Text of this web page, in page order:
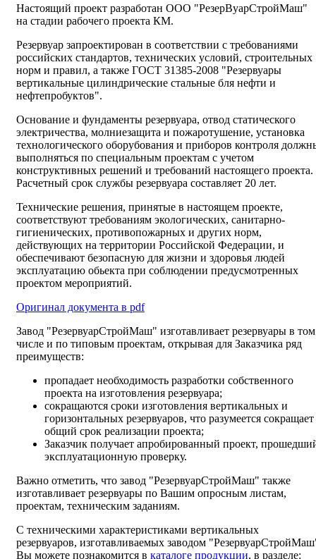
Настоящий проект разработан ООО "РезерВуарСтройМаш"
на стадии рабочего проекта КМ.
Резервуар запроектирован в соответствии с требованиями
российских стандартов, технических условий, строительных
норм и правил, а также ГОСТ 31385-2008 "Резервуары
вертикальные цилиндрические стальные бля нефти и
нефтепробуктов".
Основание и фундаменты резервуара, отвод статического
электричества, молниезащита и пожаротушение, установка
технологического оборубования и приборов контроля
выполняться по специальным проектам с учетом
конструктивных решений и требований настоящего проекта.
Расчетный срок службы резервуара составляет 20 лет.
Технические решения, принятые в настоящем проекте,
соответствуют требованиям экологических, санитарно-
гигиенических, противопожарных и других норм,
действующих на территории Российской Федерации, и
обеспечивают безопасную для жизни и здоровья людей
эксплуатацию обьекта при соблюдении предусмотренных
проектом мероприятий.
Оригинал документа в pdf
Завод "РезервуарСтройМаш" изготавливает резервуары в том
числе и по типовым проектам, открывая для Заказчика ряд
преимуществ:
пропадает необходимость разработки собственного
проекта на изготовления резервуара;
сокращаются сроки изготовления вертикальных и
горизонтальных резервуаров, что разумеется сокращает
общий срок реализации проекта;
Заказчик получает апробированный проект,
эксплуатационную проверку.
Важно отметить, что завод "РезервуарСтройМаш" также
изготавливает резервуары по Вашим опросным листам,
проектам, техническим заданиям.
С техническими характеристиками вертикальных
резервуаров, изготавливаемых заводом
Вы можете познакомится в каталоге продукции, в разделе: